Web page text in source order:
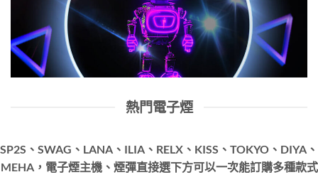
熱門電子煙
SP2S、SWAG、LANA、ILIA、RELX、KISS、TOKYO、DIYA、
MEHA，電子煙主機、煙彈直接選下方可以一次能訂購多種款式